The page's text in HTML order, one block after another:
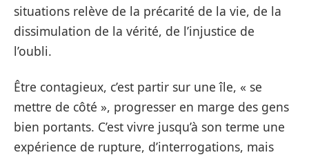
situations relève de la précarité de la vie, de la
dissimulation de la vérité, de l’injustice de
l’oubli.
Être contagieux, c’est partir sur une île, « se
mettre de côté », progresser en marge des gens
bien portants. C’est vivre jusqu’à son terme une
expérience de rupture, d’interrogations, mais